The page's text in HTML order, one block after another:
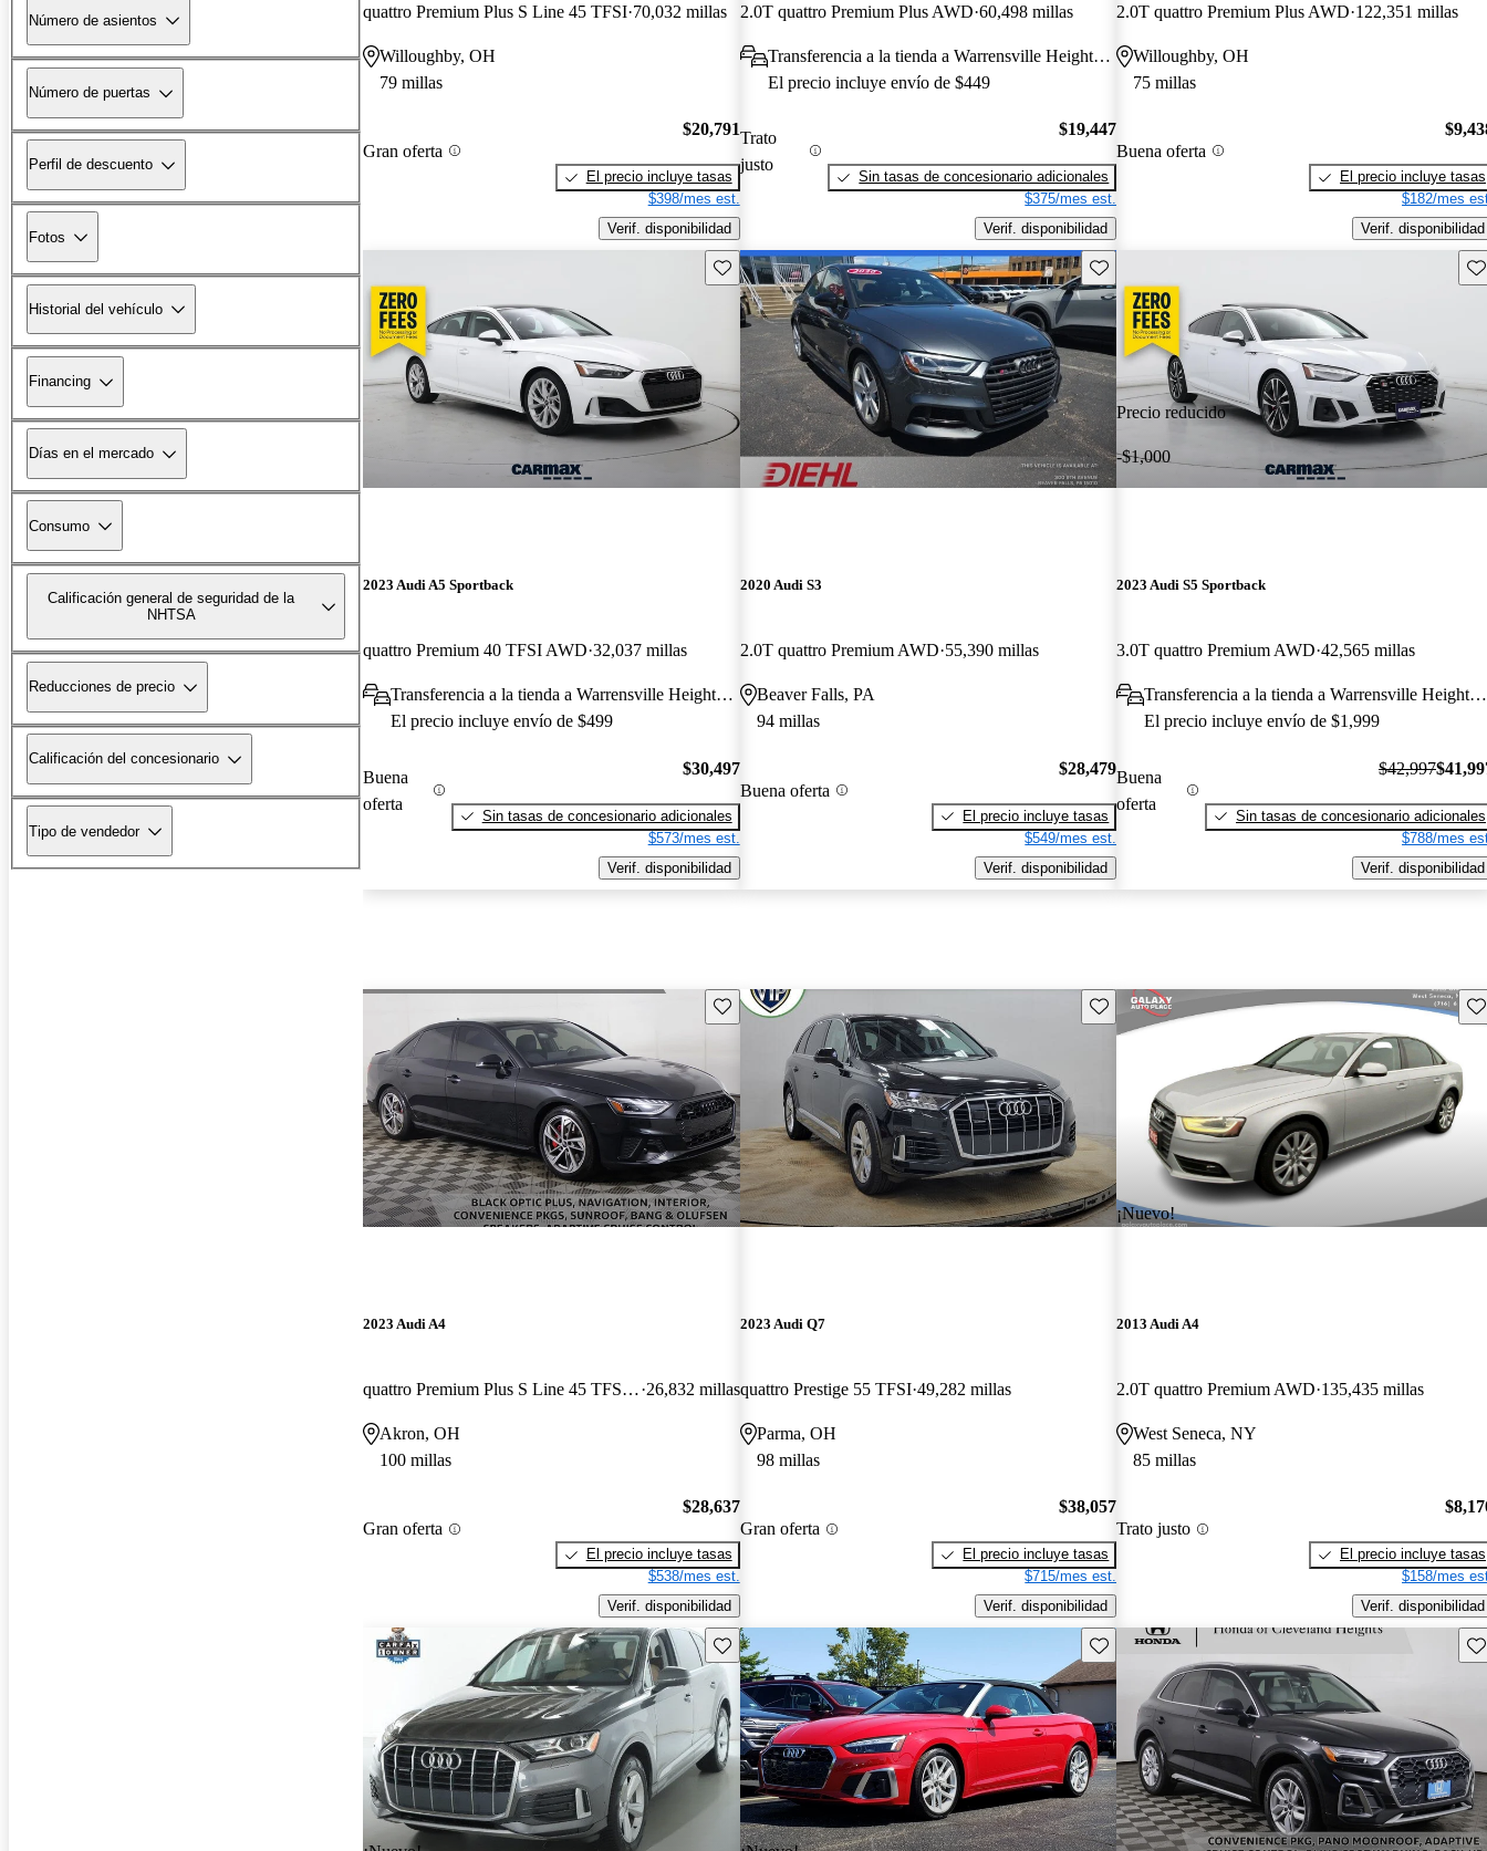
Número de asientos
Número de puertas
Perfil de descuento
Fotos
Historial del vehículo
Financing
Días en el mercado
Consumo
Calificación general de seguridad de la
NHTSA
Reducciones de precio
Calificación del concesionario
Tipo de vendedor
quattro Premium Plus S Line 45 TFSI 70,032 millas
Willoughby, OH
79 millas
Gran oferta
$20,791
El precio incluye tasas
$398/mes est.
Verif. disponibilidad
2.0T quattro Premium Plus AWD 60,498 millas
Transferencia a la tienda a Warrensville Heights, OH
El precio incluye envío de $449
Trato
justo
$19,447
Sin tasas de concesionario adicionales
$375/mes est.
Verif. disponibilidad
2.0T quattro Premium Plus AWD 122,351 millas
Willoughby, OH
75 millas
Buena oferta
El precio incluye tasas
$182/mes
Verif. disponibilidad
Guarda este Aviso
2023 Audi A5 Sportback
quattro Premium 40 TFSI AWD 32,037 millas
Transferencia a la tienda a Warrensville Heights, OH
El precio incluye envío de $499
Buena
oferta
$30,497
Sin tasas de concesionario adicionales
$573/mes est.
Verif. disponibilidad
Guarda este Aviso
2020 Audi S3
2.0T quattro Premium AWD 55,390 millas
Beaver Falls, PA
94 millas
Buena oferta
$28,479
El precio incluye tasas
$549/mes est.
Verif. disponibilidad
Precio reducido
-$1,000
2023 Audi S5 Sportback
3.0T quattro Premium AWD 42,565 millas
Transferencia a la tienda a Warrensville Heights, OH
El precio incluye envío de $1,999
Buena
oferta
$42,997
Sin tasas de concesionario adicionales
$788/mes
Verif. disponibilidad
Guarda este Aviso
2023 Audi A4
quattro Premium Plus S Line 45 TFSI AWD 26,832 millas
Akron, OH
100 millas
Gran oferta
$28,637
El precio incluye tasas
$538/mes est.
Verif. disponibilidad
Guarda este Aviso
2023 Audi Q7
quattro Prestige 55 TFSI 49,282 millas
Parma, OH
98 millas
Gran oferta
$38,057
El precio incluye tasas
$715/mes est.
Verif. disponibilidad
¡Nuevo!
2013 Audi A4
2.0T quattro Premium AWD 135,435 millas
West Seneca, NY
85 millas
Trato justo
El precio incluye tasas
$158/mes
Verif. disponibilidad
Guarda este Aviso Guarda este Aviso